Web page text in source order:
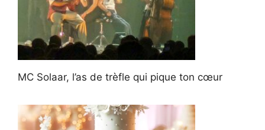
MC Solaar, l’as de trèfle qui pique ton cœur